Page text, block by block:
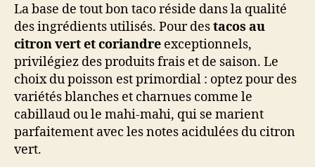
La base de tout bon taco réside dans la qualité
des ingrédients utilisés. Pour destacos au
citron vert et coriandre exceptionnels,
privilégiez des produits frais et de saison. Le
choix du poisson est primordial : optez pour des
variétés blanches et charnues comme le
cabillaud ou le mahi-mahi, qui se marient
parfaitement avec les notes acidulées du citron
vert.